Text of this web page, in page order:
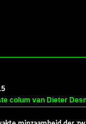
colum van Dieter